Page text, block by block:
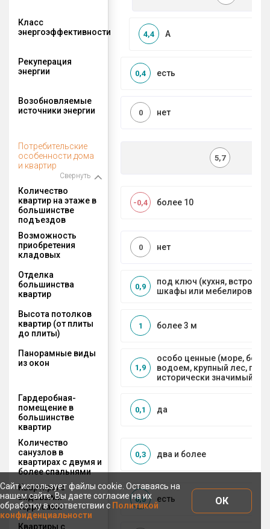
Класс
энергоэффективности
A
4,4
Рекуперация
энергии
есть
0,4
Возобновляемые
источники энергии
нет
0
Потребительские
особенности дома
и квартир
Свернуть
5,7
Количество
квартир на этаже в
большинстве
подъездов
более 10
-0,4
Возможность
приобретения
кладовых
нет
0
Отделка
большинства
квартир
под ключ (кухня,
шкафы или
0,9
Высота потолков
квартир (от плиты
до плиты)
более 3 м
1
Панорамные виды
из окон
особо ценные (море,
водоем, крупный лес,
исторически значимый
1,9
Гардеробная-
помещение в
большинстве
квартир
да
0,1
Количество
санузлов в
квартирах с двумя и
более спальнями
два и более
0,3
Квартиры с
видовыми
террасами
есть
0,5
Квартиры с
Сайт использует файлы cookie. Оставаясь на
нашем сайте, Вы даете согласие на их
обработку в соответствии с Политикой
конфиденциальности
ОК